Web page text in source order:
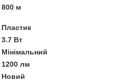
800 м
Пластик
3.7 Вт
Мінімальний
1200 лм
Новий